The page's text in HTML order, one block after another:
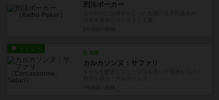
刑法ポーカー
レビュー
充実
カルカソンヌ：サファリ